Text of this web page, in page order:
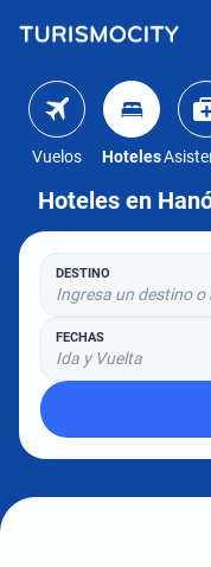
Vuelos Hoteles
Hoteles en
DESTINO
Ingresa un destino o
FECHAS
Ida y Vuelta